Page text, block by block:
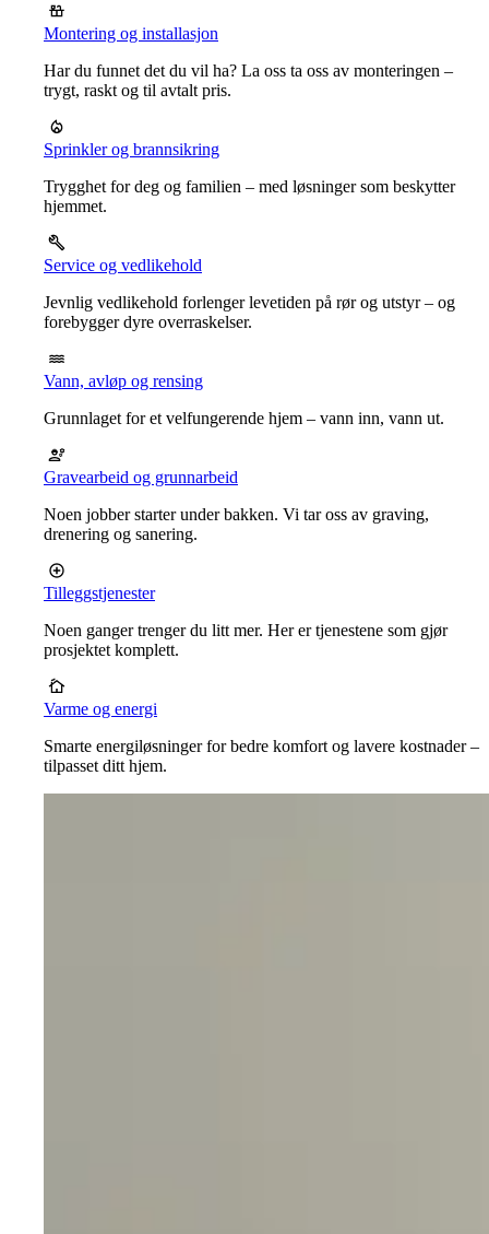
Montering og installasjon
Har du funnet det du vil ha? La oss ta oss av monteringen –
trygt, raskt og til avtalt pris.
Sprinkler og brannsikring
Trygghet for deg og familien – med løsninger som beskytter
hjemmet.
Service og vedlikehold
Jevnlig vedlikehold forlenger levetiden på rør og utstyr – og
forebygger dyre overraskelser.
Vann, avløp og rensing
Grunnlaget for et velfungerende hjem – vann inn, vann ut.
Gravearbeid og grunnarbeid
Noen jobber starter under bakken. Vi tar oss av graving,
drenering og sanering.
Tilleggstjenester
Noen ganger trenger du litt mer. Her er tjenestene som gjør
prosjektet komplett.
Varme og energi
Smarte energiløsninger for bedre komfort og lavere kostnader –
tilpasset ditt hjem.